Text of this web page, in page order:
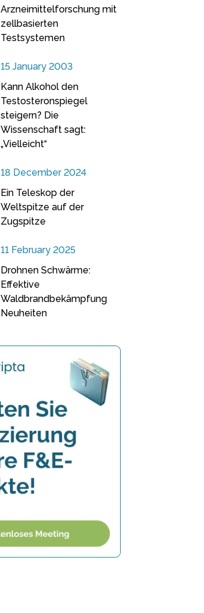
Arzneimittelforschung mit
zellbasierten
Testsystemen
15 January 2003
Kann Alkohol den
Testosteronspiegel
steigern? Die
Wissenschaft sagt:
„Vielleicht“
18 December 2024
Ein Teleskop der
Weltspitze auf der
Zugspitze
11 February 2025
Drohnen Schwärme:
Effektive
Waldbrandbekämpfung
Neuheiten